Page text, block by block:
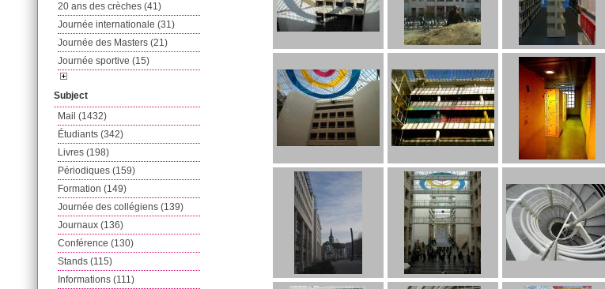
20 ans des crèches (41)
Journée internationale (31)
Journée des Masters (21)
Journée sportive (15)
Subject
Mail (1432)
Étudiants (342)
Livres (198)
Périodiques (159)
Formation (149)
Journée des collégiens (139)
Journaux (136)
Conférence (130)
Stands (115)
Informations (111)